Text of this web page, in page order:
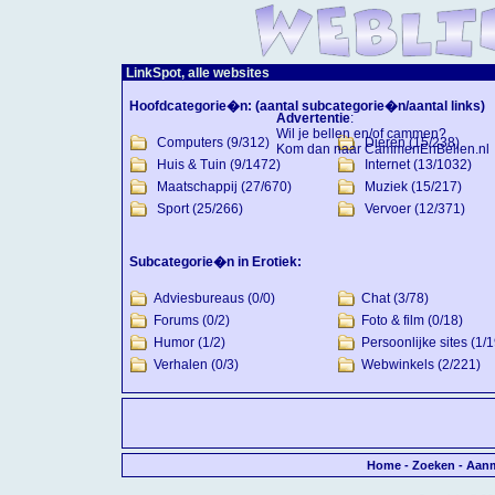
LinkSpot, alle websites
Hoofdcategorie�n: (aantal subcategorie�n/aantal links)
Computers (9/312) Dieren(15/238)
Huis & Tuin (9/1472) Internet(13/1032)
Maatschappij (27/670) Muziek (15/217)
Sport(25/266) Vervoer (12/371)
Subcategorie�n in Erotiek:
Adviesbureaus (0/0) Chat(3/78)
Forums (0/2) Foto & film (0/18)
Humor (1/2) Persoonlijke sites (1/
Verhalen (0/3) Webwinkels (2/221)
Home- Zoeken -
Advertentie:
Wil je bellen en/of cammen?
Kom dan naar CammenEnBellen.nl